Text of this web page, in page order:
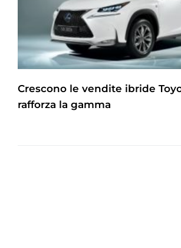
Crescono le vendite ibride
rafforza la gamma